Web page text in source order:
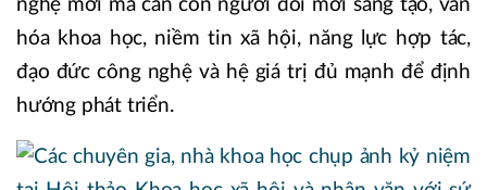
nghệ mới mà cần con người đổi mới sáng tạo, văn
hóa khoa học, niềm tin xã hội, năng lực hợp tác,
đạo đức công nghệ và hệ giá trị đủ mạnh để định
hướng phát triển.